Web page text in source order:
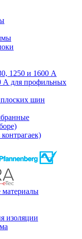
1250 и 1600 А
А для профильных
шин
материалы
изоляции